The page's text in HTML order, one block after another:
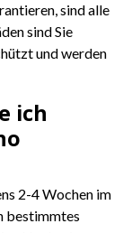
sind alle
sind Sie
und werden
ich
2-4 Wochen im
bestimmtes